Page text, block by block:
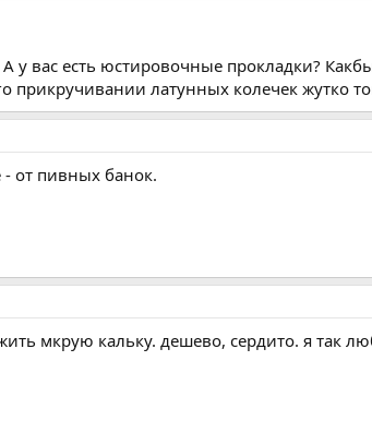
у вас есть юстировочные прокладки?
прикручивании латунных колечек жутко
от пивных банок.
мкрую кальку. дешево, сердито. я так